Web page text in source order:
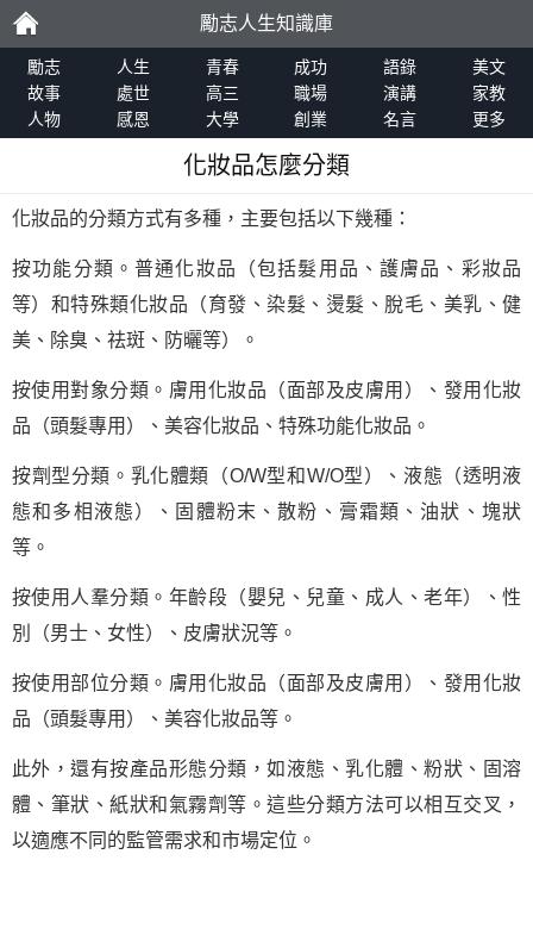
勵
志
勵志人生知識庫
勵志 人生 青春 成功 語錄
美文
故事
處世 高三 職場 演講
家教
人物
感恩 大學 創業 名言 更多
化妝品怎麼分類
化妝品的分類方式有多種，主要包括以下幾種：
按功能分類。普通化妝品（包括髮用品、護膚品、彩妝品
等）和特殊類化妝品（育發、染髮、燙髮、脫毛、美乳、健
美、除臭、祛斑、防曬等）。
按使用對象分類。膚用化妝品（面部及皮膚用）、發用化妝
品（頭髮專用）、美容化妝品、特殊功能化妝品。
按劑型分類。乳化體類（O/W型和W/O型）、液態（透明液
態和多相液態）、固體粉末、散粉、膏霜類、油狀、塊狀
等。
按使用人羣分類。年齡段（嬰兒、兒童、成人、老年）、性
別（男士、女性）、皮膚狀況等。
按使用部位分類。膚用化妝品（面部及皮膚用）、發用化妝
品（頭髮專用）、美容化妝品等。
此外，還有按產品形態分類，如液態、乳化體、粉狀、固溶
體、筆狀、紙狀和氣霧劑等。這些分類方法可以相互交叉，
以適應不同的監管需求和市場定位。